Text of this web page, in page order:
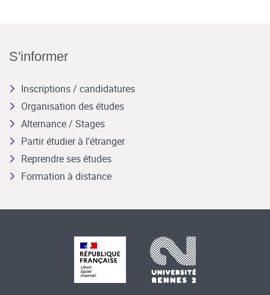
S'informer
Inscriptions / candidatures
Organisation des études
Alternance / Stages
Partir étudier à l’étranger
Reprendre ses études
Formation à distance